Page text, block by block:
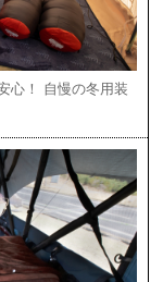
心！ 自慢の冬用装